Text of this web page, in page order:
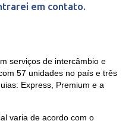
em contato.
serviços de intercâmbio e
57 unidades no país e três
Express, Premium e a
varia de acordo com o